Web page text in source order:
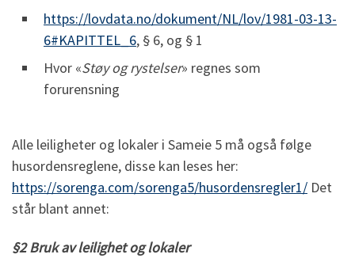
https://lovdata.no/dokument/NL/lov/1981-03-13-
6#KAPITTEL_6, § 6, og § 1
Hvor «Støy og rystelser» regnes som
forurensning
Alle leiligheter og lokaler i Sameie 5 må også følge
husordensreglene, disse kan leses her:
https://sorenga.com/sorenga5/husordensregler1/ Det
står blant annet:
§2 Bruk av leilighet og lokaler